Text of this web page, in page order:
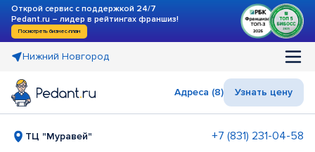
Открой сервис с поддержкой 24/7
Pedant.ru – лидер в рейтингах франшиз!
Посмотреть бизнес-план
Нижний Новгород
Адреса (8) Узнать цену
ТЦ "Муравей" +7 (831) 231-04-58